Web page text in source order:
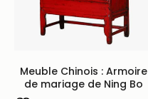
Meuble Chinois : Armoire
de mariage de Ning Bo